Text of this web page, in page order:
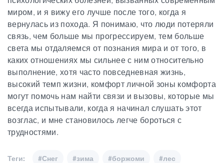
миром, и я вижу его лучше после того, когда я
вернулась из похода. Я понимаю, что люди потеряли
связь, чем больше мы прогрессируем, тем больше
света мы отдаляемся от познания мира и от того, в
каких отношениях мы сильнее с ним относительно
выполнение, хотя часто повседневная жизнь,
высокий темп жизни, комфорт личной зоны комфорта
могут помочь нам найти связи и вызовы, которые мы
всегда испытывали, когда я начинал слушать этот
возглас, и мне становилось легче бороться с
трудностями.
Теги: #Снег #зима #боржоми #лес